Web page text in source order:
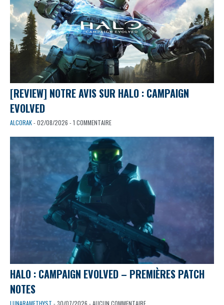
[REVIEW] NOTRE AVIS SUR HALO : CAMPAIGN
EVOLVED
ALCORAK- 02/08/2026 - 1 COMMENTAIRE
HALO : CAMPAIGN EVOLVED – PREMIÈRES PATCH
NOTES